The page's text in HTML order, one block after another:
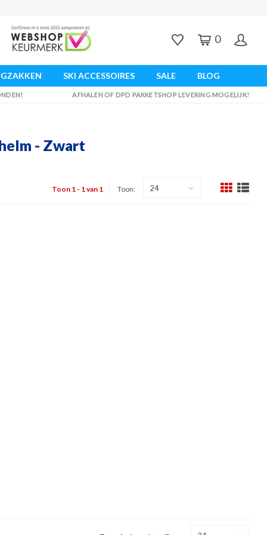
0
SKI ACCESSOIRES SALE BLOG
AFHALEN OF DPD PAKKETSHOP LEVERING MOGELIJK!
- Zwart
Toon 1 - 1 van 1 Toon: 24